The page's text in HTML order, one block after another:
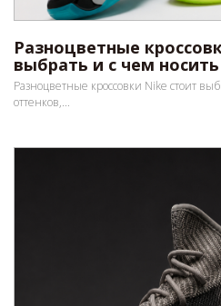
Разноцветные
выбрать и с чем носить
Разноцветные кроссовки Nike стоит
оттенков,...